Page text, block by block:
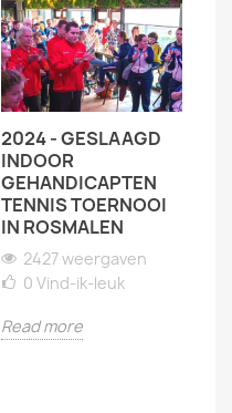
2024 - GESLAAGD
INDOOR
GEHANDICAPTEN
TENNIS TOERNOOI
IN ROSMALEN
2427 weergaven
0 Vind-ik-leuk
Read more